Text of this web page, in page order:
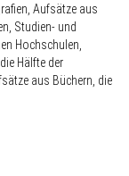
Aufsätze aus
Studien- und
Hochschulen,
Hälfte der
aus Büchern, die